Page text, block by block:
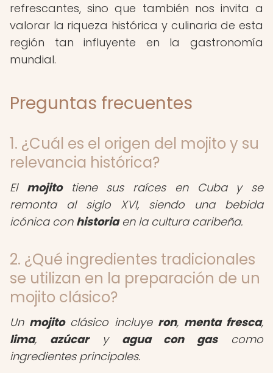
refrescantes, sino que también nos invita a
valorar la riqueza histórica y culinaria de esta
región tan influyente en la gastronomía
mundial.
Preguntas frecuentes
1. ¿Cuál es el origen del mojito y su
relevancia histórica?
El mojitotiene sus raíces en Cuba y se
remonta al siglo XVI, siendo una bebida
icónica con historiaen la cultura caribeña.
2. ¿Qué ingredientes tradicionales
se utilizan en la preparación de un
mojito clásico?
Un mojitoclásico incluye ron, menta fresca,
lima, azúcary agua con gascomo
ingredientes principales.